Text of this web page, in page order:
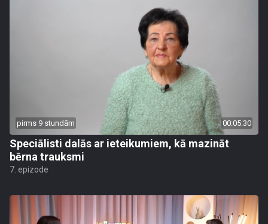
pirms 9 stundām 00:05:30
Speciālisti dalās ar ieteikumiem, kā mazināt
bērna trauksmi
7. epizode